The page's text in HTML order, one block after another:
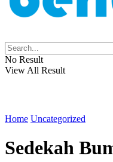
No Result
View All Result
Home Uncategorized
Sedekah